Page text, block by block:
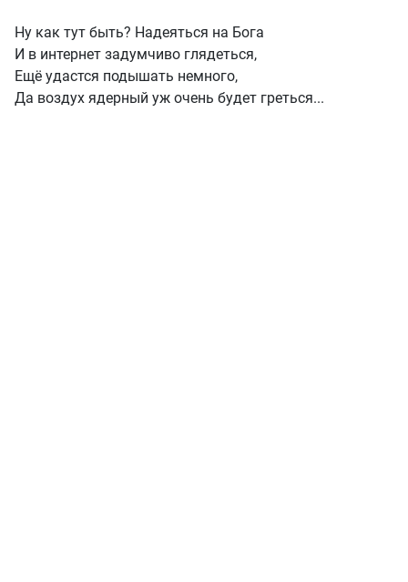
Ну как тут быть? Надеяться на Бога
И в интернет задумчиво глядеться,
Ещё удастся подышать немного,
Да воздух ядерный уж очень будет греться...